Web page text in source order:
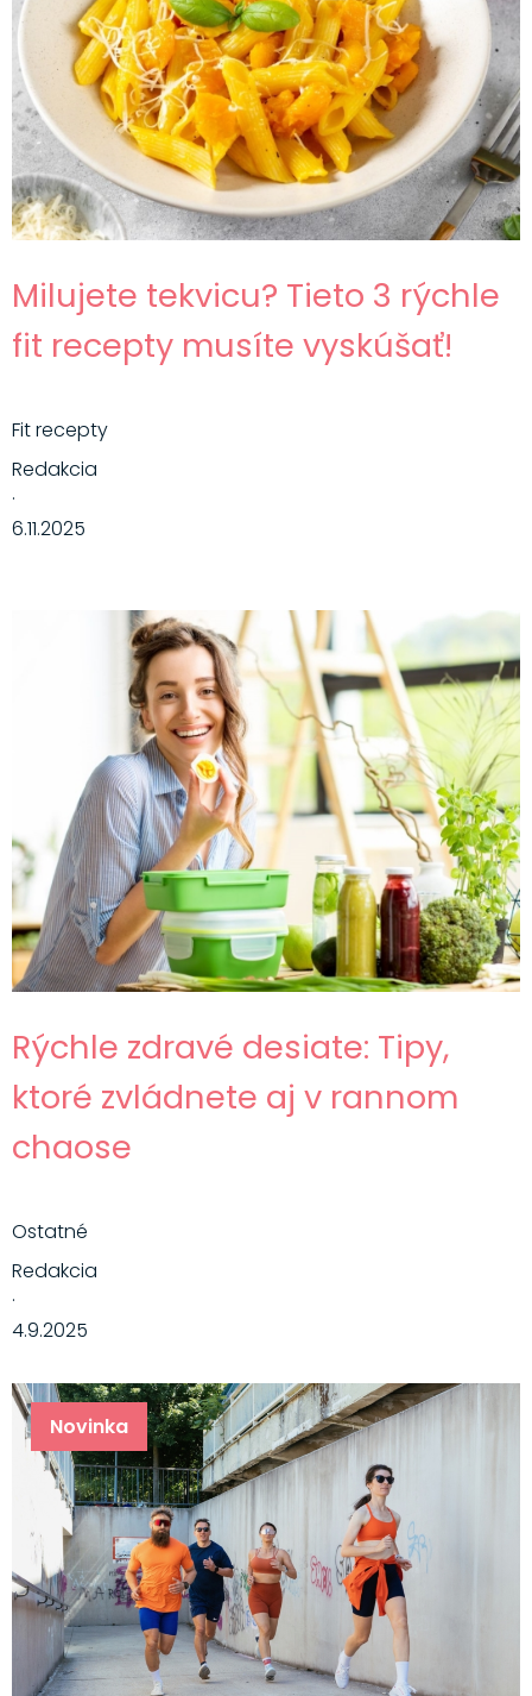
Milujete tekvicu? Tieto 3 rýchle
fit recepty musíte vyskúšať!
Fit recepty
Redakcia
·
6.11.2025
Rýchle zdravé desiate: Tipy,
ktoré zvládnete aj v rannom
chaose
Ostatné
Redakcia
·
4.9.2025
Novinka